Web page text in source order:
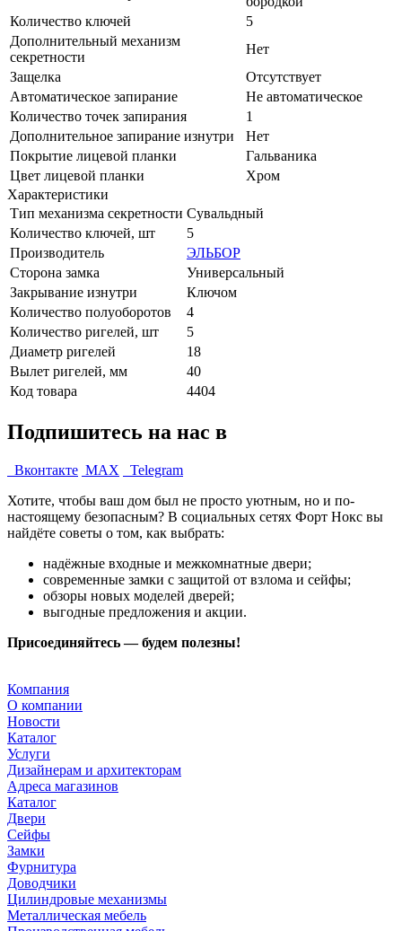
Количество ключей
5
Дополнительный механизм
секретности
Нет
Защелка
Отсутствует
Автоматическое запирание
Не автоматическое
Количество точек запирания
1
Дополнительное запирание изнутри
Нет
Покрытие лицевой планки
Гальваника
Цвет лицевой планки
Хром
Характеристики
Тип механизма секретности Сувальдный
Количество ключей, шт
5
Производитель
ЭЛЬБОР
Сторона замка
Универсальный
Закрывание изнутри
Ключом
Количество полуоборотов
4
Количество ригелей, шт
5
Диаметр ригелей
18
Вылет ригелей, мм
40
Код товара
4404
Подпишитесь на нас в
Вконтакте MAX
Telegram
Хотите, чтобы ваш дом был не просто уютным, но и по-
настоящему безопасным? В социальных сетях Форт Нокс вы
найдёте советы о том, как выбрать:
надёжные входные и межкомнатные двери;
современные замки с защитой от взлома и сейфы;
обзоры новых моделей дверей;
выгодные предложения и акции.
Присоединяйтесь — будем полезны!
Компания
О компании
Новости
Каталог
Услуги
Дизайнерам и архитекторам
Адреса магазинов
Каталог
Двери
Сейфы
Замки
Фурнитура
Доводчики
Цилиндровые механизмы
Металлическая мебель